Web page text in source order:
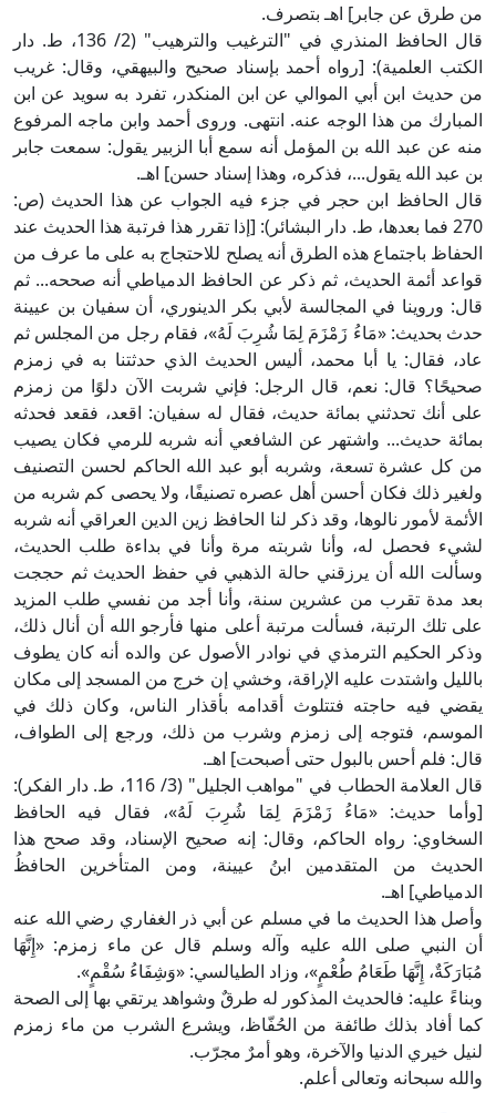
من طرق عن جابر] اهـ بتصرف.
قال الحافظ المنذري في "الترغيب والترهيب" (2/ 136، ط. دار
الكتب العلمية): [رواه أحمد بإسناد صحيح والبيهقي، وقال: غريب
من حديث ابن أبي الموالي عن ابن المنكدر، تفرد به سويد عن ابن
المبارك من هذا الوجه عنه. انتهى. وروى أحمد وابن ماجه المرفوع
منه عن عبد الله بن المؤمل أنه سمع أبا الزبير يقول: سمعت جابر
بن عبد الله يقول...، فذكره، وهذا إسناد حسن] اهـ.
قال الحافظ ابن حجر في جزء فيه الجواب عن هذا الحديث (ص:
270 فما بعدها، ط. دار البشائر): [إذا تقرر هذا فرتبة هذا الحديث عند
الحفاظ باجتماع هذه الطرق أنه يصلح للاحتجاج به على ما عرف من
قواعد أئمة الحديث، ثم ذكر عن الحافظ الدمياطي أنه صححه... ثم
قال: وروينا في المجالسة لأبي بكر الدينوري، أن سفيان بن عيينة
حدث بحديث: «مَاءُ زَمْزَمَ لِمَا شُرِبَ لَهُ»، فقام رجل من المجلس ثم
عاد، فقال: يا أبا محمد، أليس الحديث الذي حدثتنا به في زمزم
صحيحًا؟ قال: نعم، قال الرجل: فإني شربت الآن دلوًا من زمزم
على أنك تحدثني بمائة حديث، فقال له سفيان: اقعد، فقعد فحدثه
بمائة حديث... واشتهر عن الشافعي أنه شربه للرمي فكان يصيب
من كل عشرة تسعة، وشربه أبو عبد الله الحاكم لحسن التصنيف
ولغير ذلك فكان أحسن أهل عصره تصنيفًا، ولا يحصى كم شربه من
الأئمة لأمور نالوها، وقد ذكر لنا الحافظ زين الدين العراقي أنه شربه
لشيء فحصل له، وأنا شربته مرة وأنا في بداءة طلب الحديث،
وسألت الله أن يرزقني حالة الذهبي في حفظ الحديث ثم حججت
بعد مدة تقرب من عشرين سنة، وأنا أجد من نفسي طلب المزيد
على تلك الرتبة، فسألت مرتبة أعلى منها فأرجو الله أن أنال ذلك،
وذكر الحكيم الترمذي في نوادر الأصول عن والده أنه كان يطوف
بالليل واشتدت عليه الإراقة، وخشي إن خرج من المسجد إلى مكان
يقضي فيه حاجته فتتلوث أقدامه بأقذار الناس، وكان ذلك في
الموسم، فتوجه إلى زمزم وشرب من ذلك، ورجع إلى الطواف،
قال: فلم أحس بالبول حتى أصبحت] اهـ.
قال العلامة الحطاب في "مواهب الجليل" (3/ 116، ط. دار الفكر):
[وأما حديث: «مَاءُ زَمْزَمَ لِمَا شُرِبَ لَهُ»، فقال فيه الحافظ
السخاوي: رواه الحاكم، وقال: إنه صحيح الإسناد، وقد صحح هذا
الحديث من المتقدمين ابنُ عيينة، ومن المتأخرين الحافظُ
الدمياطي] اهـ.
وأصل هذا الحديث ما في مسلم عن أبي ذر الغفاري رضي الله عنه
أن النبي صلى الله عليه وآله وسلم قال عن ماء زمزم: «إِنَّهَا
مُبَارَكَةٌ، إِنَّهَا طَعَامُ طُعْمٍ»، وزاد الطيالسي: «وَشِفَاءُ سُقْمٍ».
وبناءً عليه: فالحديث المذكور له طرقٌ وشواهد يرتقي بها إلى الصحة
كما أفاد بذلك طائفة من الحُفّاظ، ويشرع الشرب من ماء زمزم
لنيل خيري الدنيا والآخرة، وهو أمرٌ مجرّب.
والله سبحانه وتعالى أعلم.